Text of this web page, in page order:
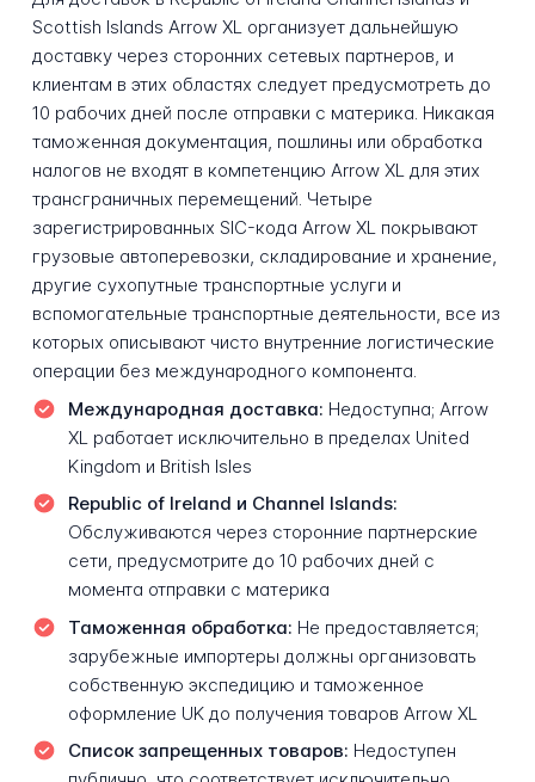
Scottish Islands Arrow XL организует дальнейшую
доставку через сторонних сетевых партнеров, и
клиентам в этих областях следует предусмотреть до
10 рабочих дней после отправки с материка. Никакая
таможенная документация, пошлины или обработка
налогов не входят в компетенцию Arrow XL для этих
трансграничных перемещений. Четыре
зарегистрированных SIC-кода Arrow XL покрывают
грузовые автоперевозки, складирование и хранение,
другие сухопутные транспортные услуги и
вспомогательные транспортные деятельности, все из
которых описывают чисто внутренние логистические
операции без международного компонента.
Международная доставка: Недоступна; Arrow
XL работает исключительно в пределах United
Kingdom и British Isles
Republic of Ireland и Channel Islands:
Обслуживаются через сторонние партнерские
сети, предусмотрите до 10 рабочих дней с
момента отправки с материка
Таможенная обработка: Не предоставляется;
зарубежные импортеры должны организовать
собственную экспедицию и таможенное
оформление UK до получения товаров Arrow XL
Список запрещенных товаров: Недоступен